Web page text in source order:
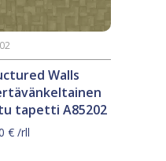
Walls
tapetti A85202
€ /rll